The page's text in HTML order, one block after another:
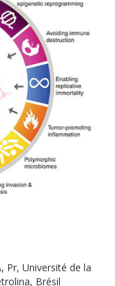
Pr, Université de la
Brésil